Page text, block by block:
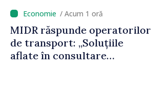
feriți de încercări și greșeli –
doar astfel puteți reuși”
/ Acum 1 oră
MIDR răspunde operatorilor
de transport: „Soluțiile
aflate în consultare